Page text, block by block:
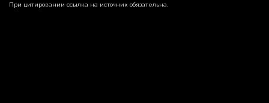
При цитировании ссылка на источник обязательна.